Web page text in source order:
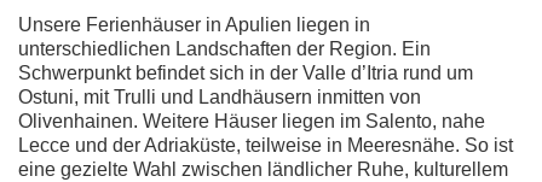
Unsere Ferienhäuser in Apulien liegen in
unterschiedlichen Landschaften der Region. Ein
Schwerpunkt befindet sich in der Valle d’Itria rund um
Ostuni, mit Trulli und Landhäusern inmitten von
Olivenhainen. Weitere Häuser liegen im Salento, nahe
Lecce und der Adriaküste, teilweise in Meeresnähe. So ist
eine gezielte Wahl zwischen ländlicher Ruhe, kulturellem